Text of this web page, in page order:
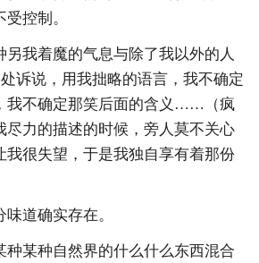
控制。
另我着魔的气息与除了我以外的人
诉说，用我拙略的语言，我不确定
我不确定那笑后面的含义……（疯
尽力的描述的时候，旁人莫不关心
我很失望，于是我独自享有着那份
道确实存在。
种某种自然界的什么什么东西混合